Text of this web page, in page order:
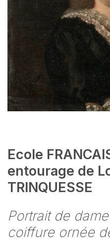
Ecole
entourage de
TRINQUESSE
Portrait de
coiffure ornée